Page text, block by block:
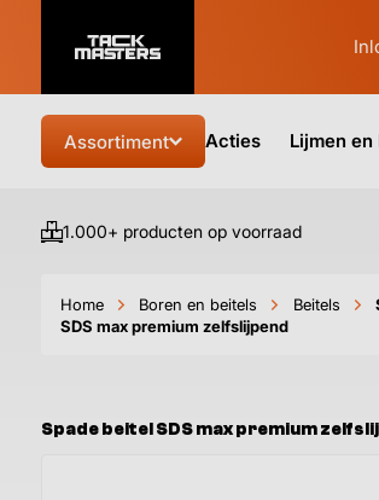
Assortiment Acties Lijmen en
1.000+ producten op voorraad
Home Boren en beitels Beitels
SDS max premium zelfslijpend
Spade beitel SDS max premium